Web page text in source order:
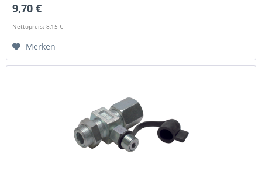
9,70 €
Nettopreis: 8,15 €
Merken